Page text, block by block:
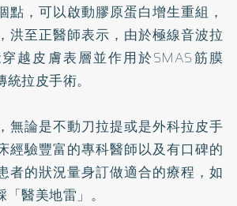
點，可以啟動膠原蛋白增生重組，
洪至正醫師表示，由於極線音波拉
越皮膚表層並作用於SMAS筋膜
拉皮手術。
無論是不動刀拉提或是外科拉皮手
經驗豐富的專科醫師以及有口碑的
者的狀況量身訂做適合的療程，如
醫美地雷」。